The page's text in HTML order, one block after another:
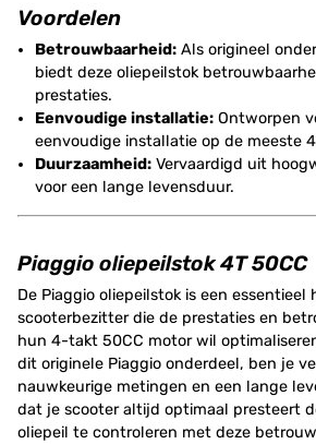
Voordelen
Betrouwbaarheid: Als origineel
biedt deze oliepeilstok
prestaties.
Eenvoudige installatie: Ontworpen
eenvoudige installatie op de meeste
Duurzaamheid: Vervaardigd uit
voor een lange levensduur.
Piaggio oliepeilstok 4T 50CC
De Piaggio oliepeilstok is een
scooterbezitter die de prestaties en
hun 4-takt 50CC motor wil
dit originele Piaggio onderdeel, ben je
nauwkeurige metingen en een lange
dat je scooter altijd optimaal presteert
oliepeil te controleren met deze